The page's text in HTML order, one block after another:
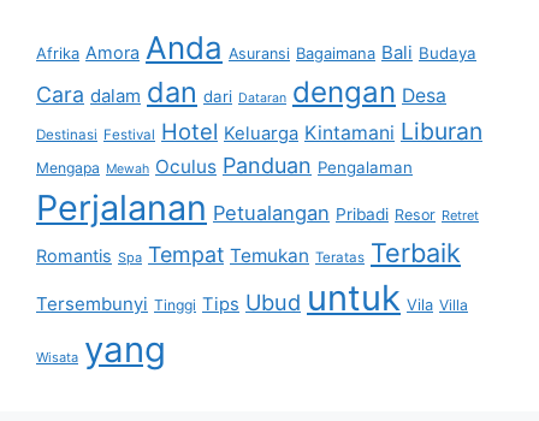
Afrika Amora Anda Asuransi Bagaimana Bali Budaya
Cara dalam dan dari Dataran dengan Desa
Destinasi Festival Hotel Keluarga Kintamani Liburan
Mengapa Mewah Oculus Panduan Pengalaman
Perjalanan Petualangan Pribadi Resor Retret
Romantis Spa Tempat Temukan Teratas Terbaik
Tersembunyi Tinggi Tips Ubud untuk Vila Villa
Wisata yang